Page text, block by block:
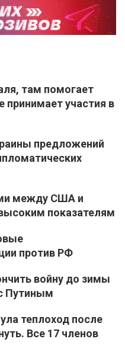
там помогает
участия в
предложений
между США и
показателям
против РФ
войну до зимы
Путиным
теплоход после
Все 17 членов